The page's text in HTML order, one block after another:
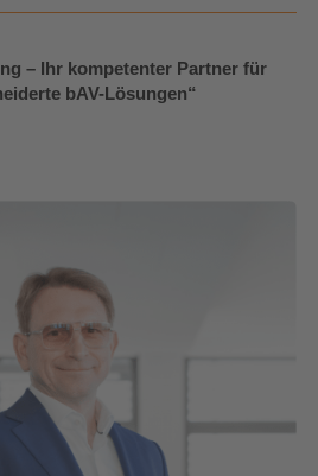
– Ihr kompetenter Partner für
bAV-Lösungen“